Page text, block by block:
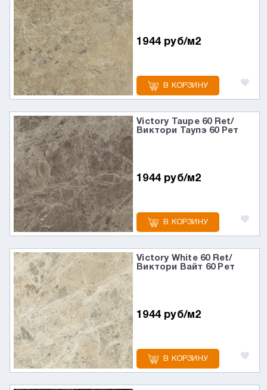
1944 руб/м2
В КОРЗИНУ
Victory Taupe 60 Ret/
Виктори Таупэ 60 Рет
1944 руб/м2
В КОРЗИНУ
Victory White 60 Ret/
Виктори Вайт 60 Рет
1944 руб/м2
В КОРЗИНУ